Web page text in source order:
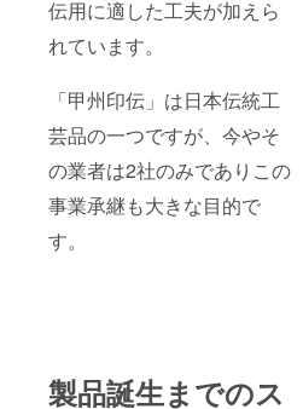
伝用に適した工夫が加えら
れています。
「甲州印伝」は日本伝統工
芸品の一つですが、今やそ
の業者は2社のみでありこの
事業承継も大きな目的で
す。
製品誕生までのス